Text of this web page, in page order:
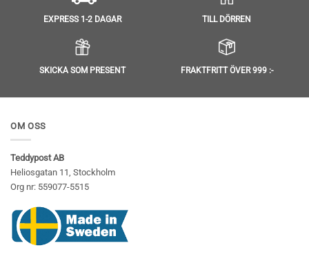
EXPRESS 1-2 DAGAR TILL DÖRREN
SKICKA SOM PRESENT FRAKTFRITT ÖVER 999 :-
OM OSS
Teddypost AB
Heliosgatan 11, Stockholm
Org nr: 559077-5515